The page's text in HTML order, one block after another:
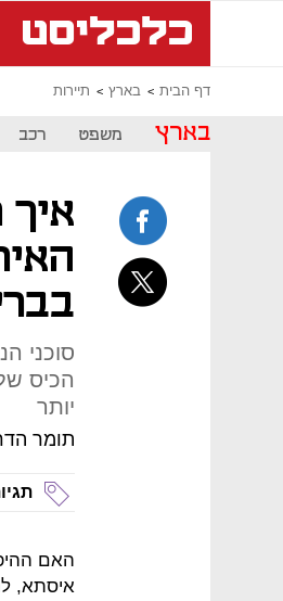
דף הבית בארץ תיירות
בארץ משפט רכב
סוכני
הכיס
יותר
תומר
האם
איסתא,